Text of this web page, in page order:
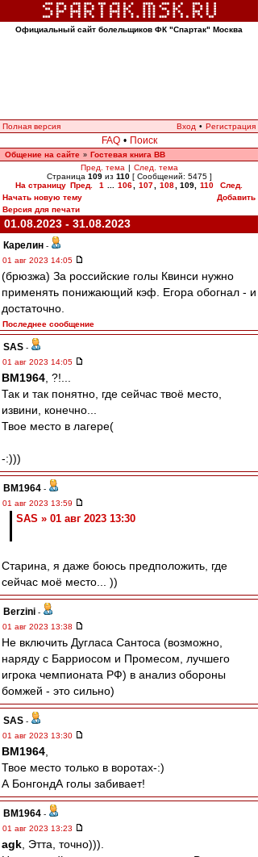
Официальный сайт болельщиков ФК "Спартак" Москва
Полная версия Вход • Регистрация
FAQ • Поиск
Общение на сайте » Гостевая книга ВВ
Пред. тема | След. тема
Страница 109из 110[ Сообщений: 5475 ]
На страницу Пред. 1 106 107 108 109 110
След.
Начать новую тему
Добавить
Версия для печати
01.08.2023 - 31.08.2023
Карелин -
01 авг 2023 14:05
(брюзжа) За российские голы Квинси нужно
применять понижающий кэф. Егора обогнал - и
достаточно.
Последнее сообщение
SAS -
01 авг 2023 14:05
BM1964 , ?!...
Так и так понятно, где сейчас твоё место,
извини, конечно...
Твое место в лагере(
-:)))
BM1964 -
01 авг 2023 13:59
SAS » 01 авг 2023 13:30
Старина, я даже боюсь предположить, где
сейчас моё место... ))
Berzini -
01 авг 2023 13:38
Не включить Дугласа Сантоса (возможно,
наряду с Барриосом и Промесом, лучшего
игрока чемпионата РФ) в анализ обороны
бомжей - это сильно)
SAS -
01 авг 2023 13:30
BM1964
Твое место только в воротах-:)
А БонгондА голы забивает!
BM1964 -
01 авг 2023 13:23
agk , Этта, точно))).